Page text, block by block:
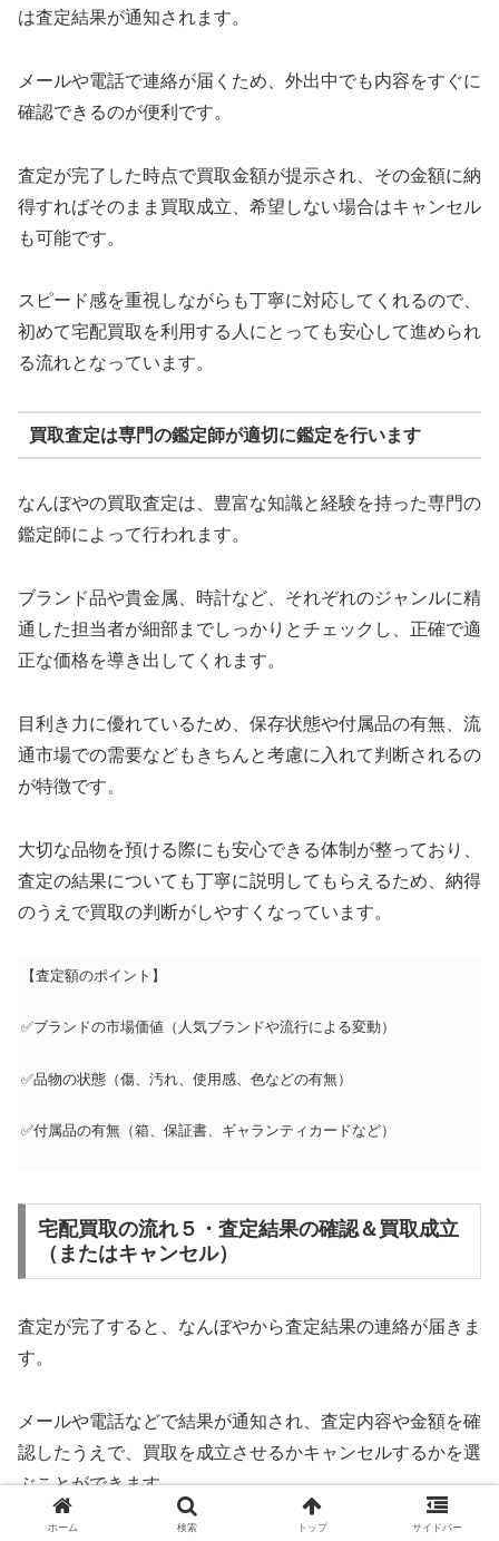
は査定結果が通知されます。
メールや電話で連絡が届くため、外出中でも内容をすぐに
確認できるのが便利です。
査定が完了した時点で買取金額が提示され、その金額に納
得すればそのまま買取成立、希望しない場合はキャンセル
も可能です。
スピード感を重視しながらも丁寧に対応してくれるので、
初めて宅配買取を利用する人にとっても安心して進められ
る流れとなっています。
買取査定は専門の鑑定師が適切に鑑定を行います
なんぼやの買取査定は、豊富な知識と経験を持った専門の
鑑定師によって行われます。
ブランド品や貴金属、時計など、それぞれのジャンルに精
通した担当者が細部までしっかりとチェックし、正確で適
正な価格を導き出してくれます。
目利き力に優れているため、保存状態や付属品の有無、流
通市場での需要などもきちんと考慮に入れて判断されるの
が特徴です。
大切な品物を預ける際にも安心できる体制が整っており、
査定の結果についても丁寧に説明してもらえるため、納得
のうえで買取の判断がしやすくなっています。
【査定額のポイント】
✅ブランドの市場価値（人気ブランドや流行による変動）
✅品物の状態（傷、汚れ、使用感、色などの有無）
✅付属品の有無（箱、保証書、ギャランティカードなど）
宅配買取の流れ５・査定結果の確認＆買取成立
（またはキャンセル）
査定が完了すると、なんぼやから査定結果の連絡が届きま
す。
メールや電話などで結果が通知され、査定内容や金額を確
認したうえで、買取を成立させるかキャンセルするかを選
ぶことができます。
ホーム 検索 トップ サイドバー